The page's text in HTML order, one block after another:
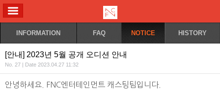
INFORMATION FAQ NOTICE HISTORY
[안내] 2023년 5월 공개 오디션 안내
No. 27 | Date 2023.04.27 11:32
안녕하세요. FNC엔터테인먼트 캐스팅팀입니다.